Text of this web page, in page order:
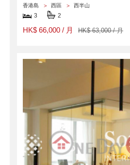
香港島 西區 西半山
3 2
HK$ 66,000 / 月 HK$ 63,000 / 月